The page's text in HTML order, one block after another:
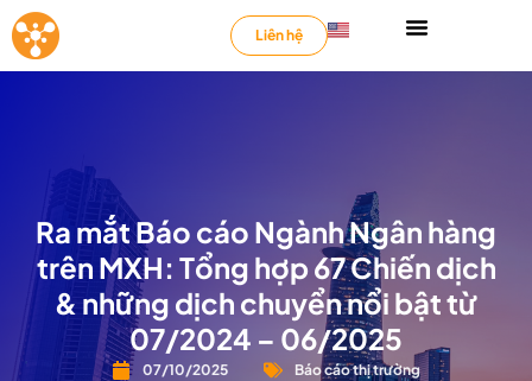
Liên hệ
Ra mắt Báo cáo Ngành Ngân hàng
trên MXH: Tổng hợp 67 Chiến dịch
& những dịch chuyển nổi bật từ
07/2024 – 06/2025
07/10/2025 Báo cáo thị trường